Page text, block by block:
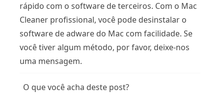
rápido com o software de terceiros. Com o Mac
Cleaner profissional, você pode desinstalar o
software de adware do Mac com facilidade. Se
você tiver algum método, por favor, deixe-nos
uma mensagem.
O que você acha deste post?